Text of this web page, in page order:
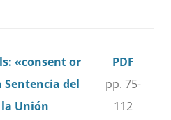
«consent or
Sentencia del
Unión
PDF
pp. 75-
112